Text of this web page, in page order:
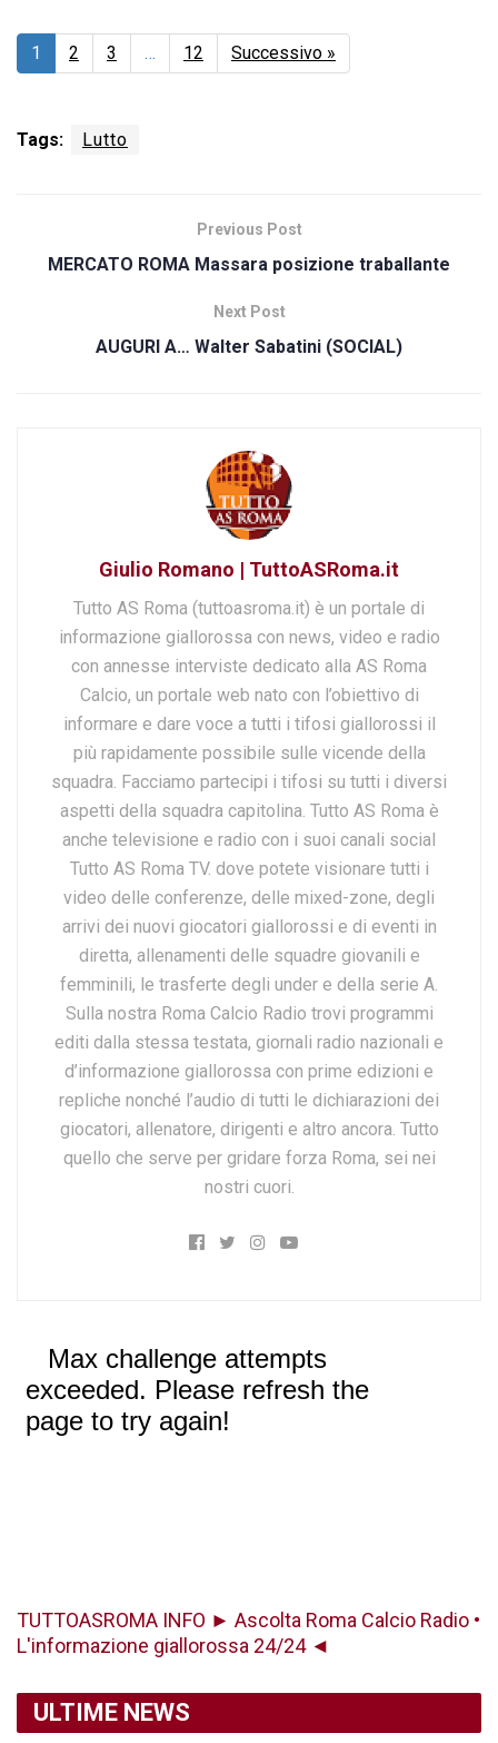
1 2 3 … 12 Successivo »
Tags: Lutto
Previous Post
MERCATO ROMA Massara posizione traballante
Next Post
AUGURI A… Walter Sabatini (SOCIAL)
Giulio Romano | TuttoASRoma.it
Tutto AS Roma (tuttoasroma.it) è un portale di
informazione giallorossa con news, video e radio
con annesse interviste dedicato alla AS Roma
Calcio, un portale web nato con l’obiettivo di
informare e dare voce a tutti i tifosi giallorossi il
più rapidamente possibile sulle vicende della
squadra. Facciamo partecipi i tifosi su tutti i diversi
aspetti della squadra capitolina. Tutto AS Roma è
anche televisione e radio con i suoi canali social
Tutto AS Roma TV. dove potete visionare tutti i
video delle conferenze, delle mixed-zone, degli
arrivi dei nuovi giocatori giallorossi e di eventi in
diretta, allenamenti delle squadre giovanili e
femminili, le trasferte degli under e della serie A.
Sulla nostra Roma Calcio Radio trovi programmi
editi dalla stessa testata, giornali radio nazionali e
d’informazione giallorossa con prime edizioni e
repliche nonché l’audio di tutti le dichiarazioni dei
giocatori, allenatore, dirigenti e altro ancora. Tutto
quello che serve per gridare forza Roma, sei nei
nostri cuori.
TUTTOASROMA INFO ► Ascolta Roma Calcio Radio •
L'informazione giallorossa 24/24 ◄
ULTIME NEWS